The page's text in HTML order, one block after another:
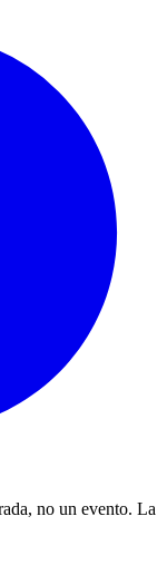
no un evento. La